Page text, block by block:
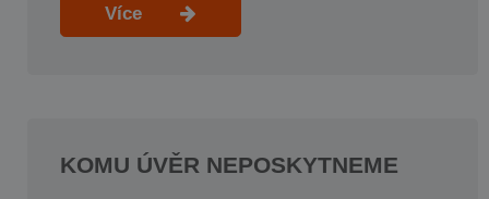
Více
KOMU ÚVĚR NEPOSKYTNEME